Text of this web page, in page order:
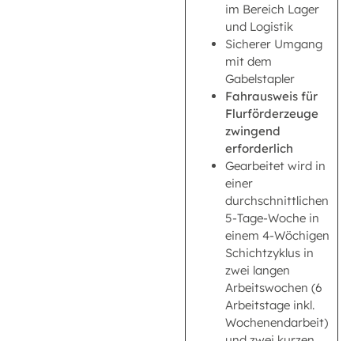
im Bereich Lager
und Logistik
Sicherer Umgang
mit dem
Gabelstapler
Fahrausweis für
Flurförderzeuge
zwingend
erforderlich
Gearbeitet wird in
einer
durchschnittlichen
5-Tage-Woche in
einem 4-Wöchigen
Schichtzyklus in
zwei langen
Arbeitswochen (6
Arbeitstage inkl.
Wochenendarbeit)